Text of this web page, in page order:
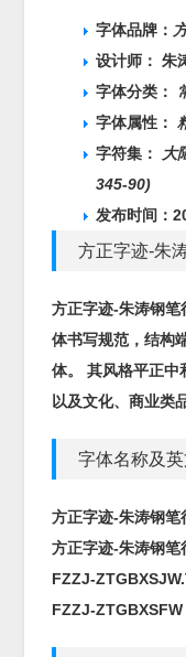
字体品牌：
设计师： 朱
字体分类：
字体属性：
字符集：
大
345-90)
发布时间：
方正字迹-朱
方正字迹-朱涛钢
体书写规范，结构
体。 其风格平正中
以及文化、商业类
字体名称及
方正字迹-朱涛钢笔
方正字迹-朱涛钢笔
FZZJ-
FZZJ-ZTGBXSFW